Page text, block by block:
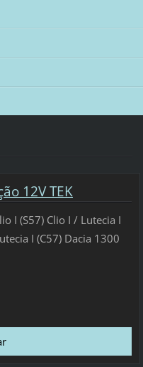
12V TEK
I (S57) Clio I / Lutecia I
I (C57) Dacia 1300